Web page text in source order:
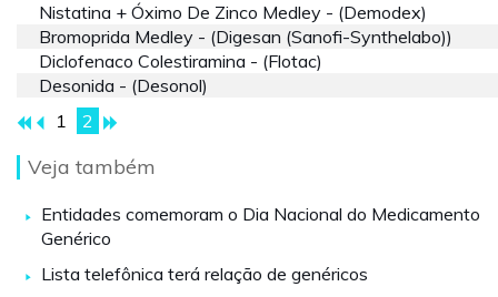
Nistatina + Óximo De Zinco Medley - (demodex)
Bromoprida Medley - (digesan (sanofi-Synthelabo))
Diclofenaco Colestiramina - (flotac)
Desonida - (desonol)
1
2
Veja também
Entidades comemoram o Dia Nacional do Medicamento
Genérico
Lista telefônica terá relação de genéricos